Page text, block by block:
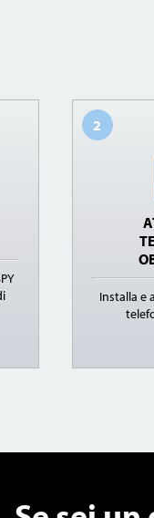
2
Installa e